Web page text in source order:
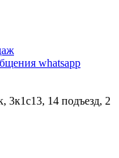
whatsapp
3к1с13, 14 подъезд, 2